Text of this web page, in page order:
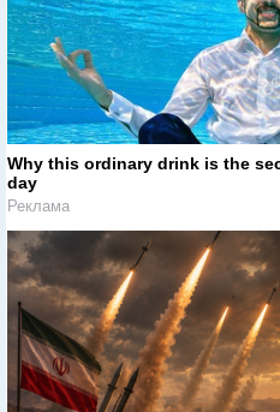
Why this ordinary drink is the
day
Реклама